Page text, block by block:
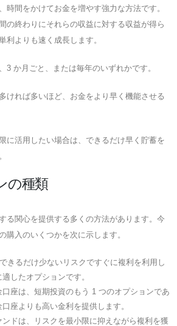
時間をかけてお金を増やす強力な方法です。
の終わりにそれらの収益に対する収益が得ら
利よりも速く成長します。
3 か月ごと、または毎年のいずれかです。
ければ多いほど、お金をより早く機能させる
に活用したい場合は、できるだけ早く貯蓄を
の種類
る関心を提供する多くの方法があります。今
購入のいくつかを次に示します。
きるだけ少ないリスクですぐに複利を利用し
したオプションです。
座は、短期投資のもう 1 つのオプションであ
座よりも高い金利を提供します。
ドは、リスクを最小限に抑えながら複利を獲